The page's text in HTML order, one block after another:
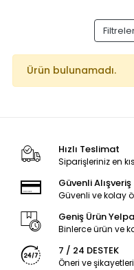
Ürün bulunamadı.
Hızlı Teslimat
Siparişleriniz en
Güvenli Alışveriş
Güvenli ve kolay
Geniş Ürün
Binlerce ürün ve
7 / 24 DESTEK
Öneri ve